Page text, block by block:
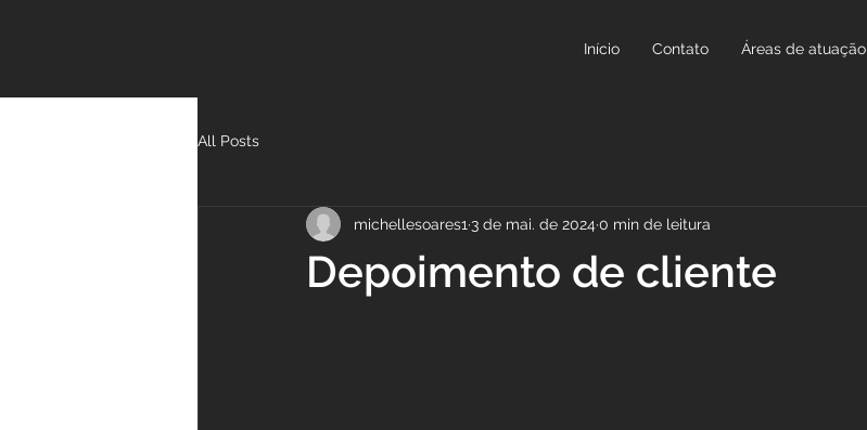
Início Contato Áreas de atuação
All Posts
Depoimento de cliente
michellesoares1 3 de mai. de 2024 0 min de leitura